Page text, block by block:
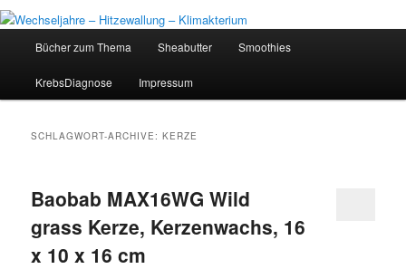
Zum
Inhalt
Zum
sekundären
Bücher zum Thema Sheabutter Smoothies
KrebsDiagnose Impressum
SCHLAGWORT-ARCHIVE:KERZE
Baobab MAX16WG Wild
grass Kerze, Kerzenwachs, 16
x 10 x 16 cm